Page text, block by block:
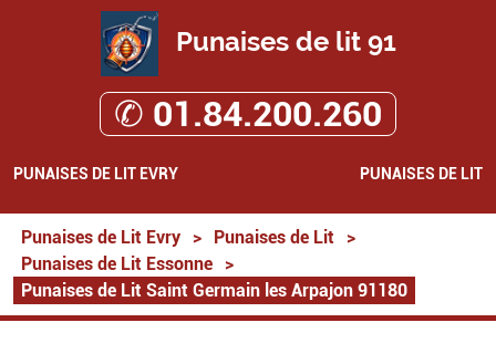
Punaises de lit 91
✆ 01.84.200.260
PUNAISES DE LIT EVRY PUNAISES DE LIT
Punaises de Lit Evry > Punaises de Lit
>
Punaises de Lit Essonne
>
Punaises de Lit Saint Germain les Arpajon 91180